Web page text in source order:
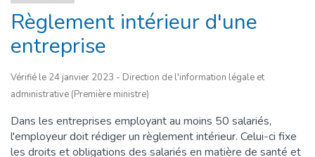
Règlement intérieur d'une
entreprise
Vérifié le 24 janvier 2023 - Direction de l'information légale et
administrative (Première ministre)
Dans les entreprises employant au moins 50 salariés,
l'employeur doit rédiger un règlement intérieur. Celui-ci fixe
les droits et obligations des salariés en matière de santé et